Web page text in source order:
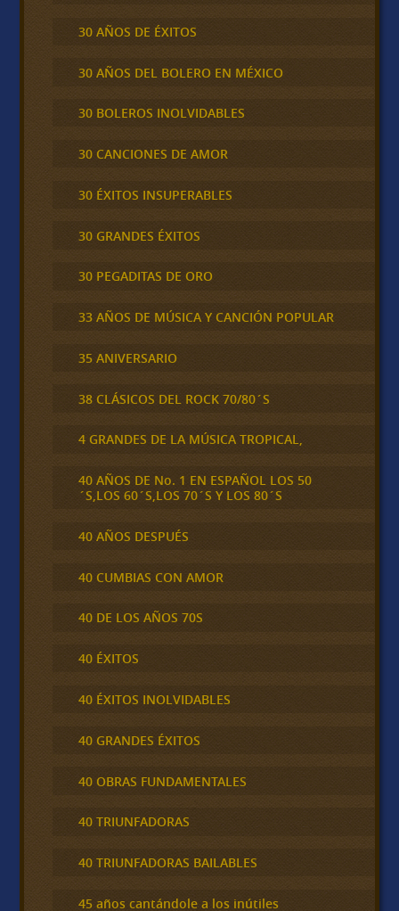
30 AÑOS DE ÉXITOS
30 AÑOS DEL BOLERO EN MÉXICO
30 BOLEROS INOLVIDABLES
30 CANCIONES DE AMOR
30 ÉXITOS INSUPERABLES
30 GRANDES ÉXITOS
30 PEGADITAS DE ORO
33 AÑOS DE MÚSICA Y CANCIÓN POPULAR
35 ANIVERSARIO
38 CLÁSICOS DEL ROCK 70/80´S
4 GRANDES DE LA MÚSICA TROPICAL,
40 AÑOS DE No. 1 EN ESPAÑOL LOS 50
´S,LOS 60´S,LOS 70´S Y LOS 80´S
40 AÑOS DESPUÉS
40 CUMBIAS CON AMOR
40 DE LOS AÑOS 70S
40 ÉXITOS
40 ÉXITOS INOLVIDABLES
40 GRANDES ÉXITOS
40 OBRAS FUNDAMENTALES
40 TRIUNFADORAS
40 TRIUNFADORAS BAILABLES
45 años cantándole a los inútiles